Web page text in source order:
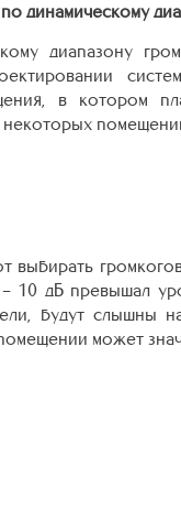
динамическому
диапазону
в котором
некоторых
выбирать
– 10 дБ превышал
будут слышны
может